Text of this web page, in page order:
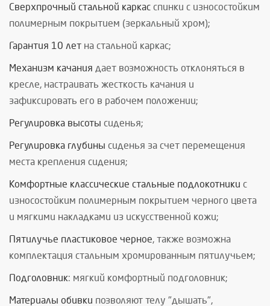
Сверхпрочный стальной каркас спинки с износостойким
полимерным покрытием (зеркальный хром);
Гарантия 10 лет на стальной каркас;
Механизм качания дает возможность отклоняться в
кресле, настраивать жесткость качания и
зафиксировать его в рабочем положении;
Регулировка высоты сиденья;
Регулировка глубины сиденья за счет перемещения
места крепления сидения;
Комфортные классические стальные подлокотники с
износостойким полимерным покрытием черного цвета
и мягкими накладками из искусственной кожи;
Пятилучье пластиковое черное, также возможна
комплектация стальным хромированным пятилучьем;
Подголовник: мягкий комфортный подголовник;
Материалы обивки позволяют телу "дышать",